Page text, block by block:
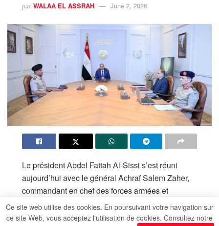
par WALAA EL ASSRAH June 2, 2026
Le président Abdel Fattah Al-Sissi s’est réuni
aujourd’hui avec le général Achraf Salem Zaher,
commandant en chef des forces armées et
ministre de la Défense et de la Production
militaire, le général Amir Sayed Ahmed, conseiller
Ce site web utilise des cookies. En poursuivant votre navigation sur
ce site Web, vous acceptez l'utilisation de cookies. Consultez notre